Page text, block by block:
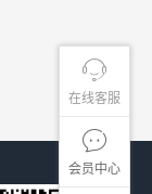
在线客服
会员中心